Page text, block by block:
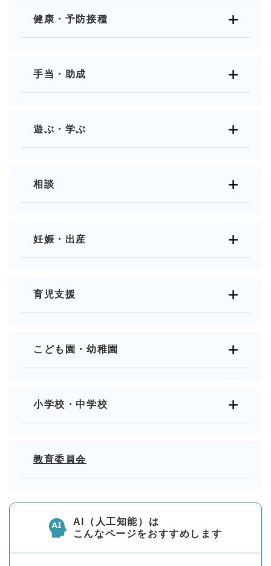
健康・予防接種
手当・助成
遊ぶ・学ぶ
相談
妊娠・出産
育児支援
こども園・幼稚園
小学校・中学校
教育委員会
AI（人工知能）は
こんなページをおすすめします